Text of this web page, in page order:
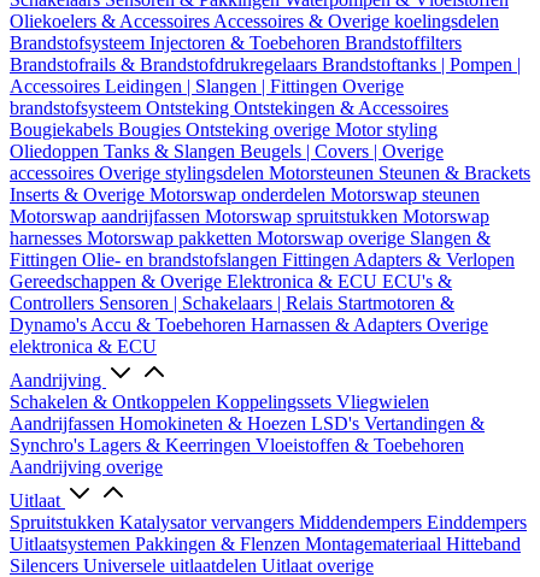
Oliekoelers & Accessoires Accessoires & Overige koelingsdelen
Brandstofsysteem Injectoren & Toebehoren Brandstoffilters
Brandstofrails & Brandstofdrukregelaars Brandstoftanks | Pompen |
Accessoires Leidingen | Slangen | Fittingen Overige
brandstofsysteem Ontsteking Ontstekingen & Accessoires
Bougiekabels Bougies Ontsteking overige Motor styling
Oliedoppen Tanks & Slangen Beugels | Covers | Overige
accessoires Overige stylingsdelen Motorsteunen Steunen & Brackets
Inserts & Overige Motorswap onderdelen Motorswap steunen
Motorswap aandrijfassen Motorswap spruitstukken Motorswap
harnesses Motorswap pakketten Motorswap overige Slangen &
Fittingen Olie- en brandstofslangen Fittingen Adapters & Verlopen
Gereedschappen & Overige Elektronica & ECU ECU's &
Controllers Sensoren | Schakelaars | Relais Startmotoren &
Dynamo's Accu & Toebehoren Harnassen & Adapters Overige
elektronica & ECU
Aandrijving
Schakelen & Ontkoppelen Koppelingssets Vliegwielen
Aandrijfassen Homokineten & Hoezen LSD's Vertandingen &
Synchro's Lagers & Keerringen Vloeistoffen & Toebehoren
Aandrijving overige
Uitlaat
Spruitstukken Katalysator vervangers Middendempers Einddempers
Uitlaatsystemen Pakkingen & Flenzen Montagemateriaal Hitteband
Silencers Universele uitlaatdelen Uitlaat overige